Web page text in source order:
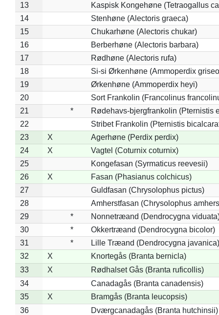
13
Kaspisk Kongehøne (Tetraogallus
14
Stenhøne (Alectoris graeca)
15
Chukarhøne (Alectoris chukar)
16
Berberhøne (Alectoris barbara)
17
Rødhøne (Alectoris rufa)
18
Si-si Ørkenhøne (Ammoperdix
19
Ørkenhøne (Ammoperdix heyi)
20
Sort Frankolin (Francolinus
21
*
Rødehavs-bjergfrankolin (Pternistis
22
Stribet Frankolin (Pternistis
23
X
Agerhøne (Perdix perdix)
24
X
Vagtel (Coturnix coturnix)
25
Kongefasan (Syrmaticus reevesii)
26
X
Fasan (Phasianus colchicus)
27
Guldfasan (Chrysolophus pictus)
28
Amherstfasan (Chrysolophus
29
*
Nonnetræand (Dendrocygna
30
*
Okkertræand (Dendrocygna bicolor)
31
*
Lille Træand (Dendrocygna javanica)
32
X
Knortegås (Branta bernicla)
33
X
Rødhalset Gås (Branta ruficollis)
34
Canadagås (Branta canadensis)
35
X
Bramgås (Branta leucopsis)
36
Dværgcanadagås (Branta hutchinsii)